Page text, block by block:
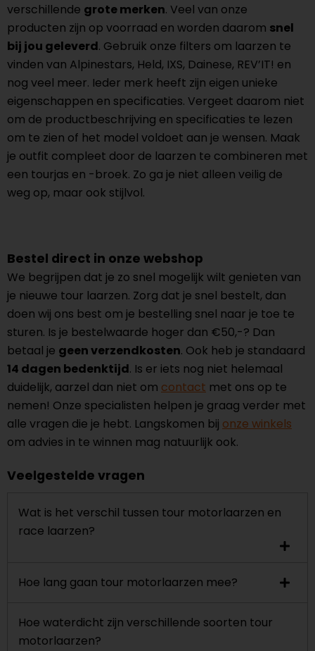
verschillende grote merken. Veel van onze
producten zijn op voorraad en worden daarom snel
bij jou geleverd. Gebruik onze filters om laarzen te
vinden van Alpinestars, Held, IXS, Dainese, REV’IT! en
nog veel meer. Ieder merk heeft zijn eigen unieke
eigenschappen en specificaties. Vergeet daarom niet
om de productbeschrijving en specificaties te lezen
om te zien of het model voldoet aan je wensen. Maak
je outfit compleet door de laarzen te combineren met
een tourjas en -broek. Zo ga je niet alleen veilig de
weg op, maar ook stijlvol.
Bestel direct in onze webshop
We begrijpen dat je zo snel mogelijk wilt genieten van
je nieuwe tour laarzen. Zorg dat je snel bestelt, dan
doen wij ons best om je bestelling snel naar je toe te
sturen. Is je bestelwaarde hoger dan €50,-? Dan
betaal je geen verzendkosten. Ook heb je standaard
14 dagen bedenktijd. Is er iets nog niet helemaal
duidelijk, aarzel dan niet om contact met ons op te
nemen! Onze specialisten helpen je graag verder met
alle vragen die je hebt. Langskomen bij onze winkels
om advies in te winnen mag natuurlijk ook.
Veelgestelde vragen
Wat is het verschil tussen tour motorlaarzen en
race laarzen?
Hoe lang gaan tour motorlaarzen mee?
Hoe waterdicht zijn verschillende soorten tour
motorlaarzen?